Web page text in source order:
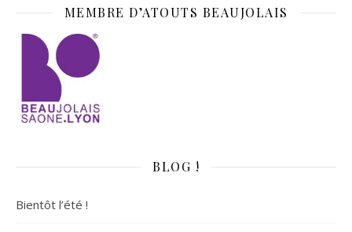
MEMBRE D’ATOUTS BEAUJOLAIS
BLOG !
Bientôt l’été !